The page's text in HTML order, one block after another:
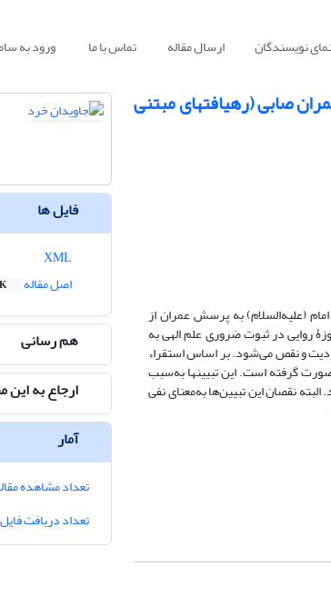
نویسندگان ارسال مقاله تماس با ما ورود به
صابی (رهیافتهای مبتنی
(علیه‌السلام) به پرسش عمران از
روایی در ثبوت ضروری علم الهی به
و نقص می‌شود. بر اساس استقراء
گرفته است. این تبیینها به‌سبب
نقصان این تبیین‌ها به‌معنای نفی
فایل ها
اصل مقاله
هم رسانی
ارجاع به این
آمار
تعداد مشاهده
تعداد دریافت